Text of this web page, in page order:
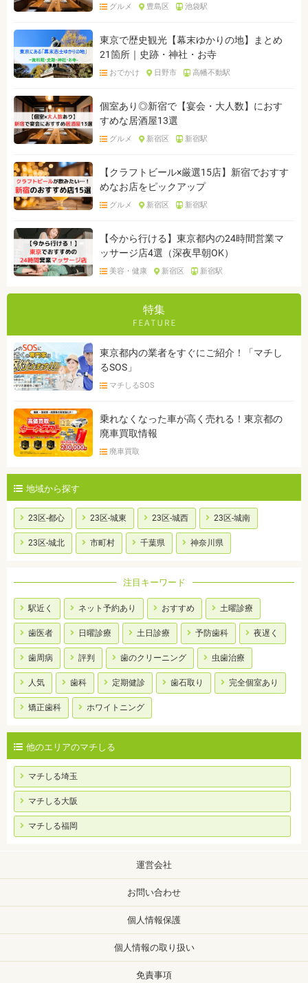
グルメ 豊島区 池袋駅
東京で歴史観光【幕末ゆかりの地】まとめ
21箇所｜史跡・神社・お寺
おでかけ 日野市 高幡不動駅
個室あり◎新宿で【宴会・大人数】におす
すめな居酒屋13選
グルメ 新宿区 新宿駅
【クラフトビール×厳選15店】新宿でおすす
めなお店をピックアップ
グルメ 新宿区 新宿駅
【今から行ける】東京都内の24時間営業マ
ッサージ店4選（深夜早朝OK）
美容・健康 新宿区 新宿駅
特集
東京都内の業者をすぐにご紹介！「マチし
るSOS」
マチしるSOS
乗れなくなった車が高く売れる！東京都の
廃車買取情報
廃車買取
地域から探す
23区-都心 23区-城東 23区-城西 23区-城南
23区-城北 市町村 千葉県 神奈川県
注目キーワード
駅近く ネット予約あり おすすめ 土曜診療
歯医者 日曜診療 土日診療 予防歯科 夜遅く
歯周病 評判 歯のクリーニング 虫歯治療
人気 歯科 定期健診 歯石取り 完全個室あり
矯正歯科 ホワイトニング
他のエリアのマチしる
マチしる埼玉
マチしる大阪
マチしる福岡
運営会社
お問い合わせ
個人情報保護
個人情報の取り扱い
免責事項